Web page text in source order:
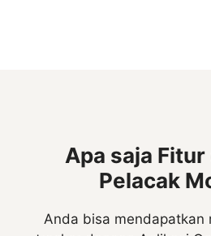
Apa saja Fitur
Pelacak
Anda bisa mendapatkan